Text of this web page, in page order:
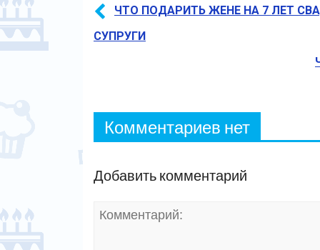
ЧТО ПОДАРИТЬ ЖЕНЕ НА 7 ЛЕТ
СУПРУГИ
Комментариев нет
Добавить комментарий